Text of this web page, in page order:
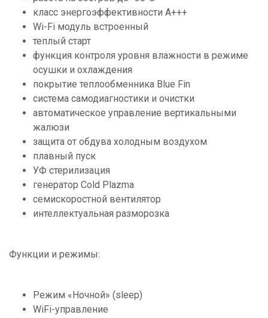
класс энергоэффективности A+++
Wi-Fi модуль встроенный
теплый старт
функция контроля уровня влажности в режиме
осушки и охлаждения
покрытие теплообменника Blue Fin
система самодиагностики и очистки
автоматическое управление вертикальными
жалюзи
защита от обдува холодным воздухом
плавный пуск
УФ стерилизация
генератор Cold Plazma
семискоростной вентилятор
интеллектуальная разморозка
Функции и режимы:
Режим «Ночной» (sleep)
WiFi-управление